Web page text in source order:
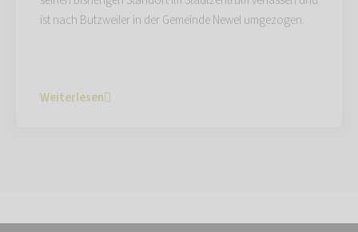
ist nach Butzweiler in der Gemeinde Newel umgezogen.
Weiterlesen